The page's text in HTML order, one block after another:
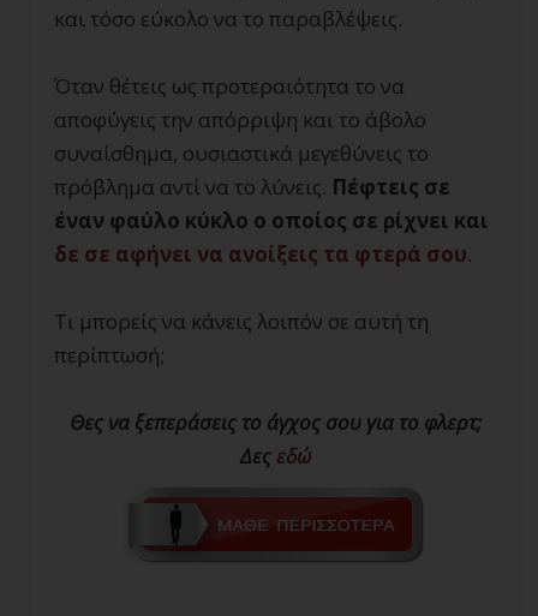
και τόσο εύκολο να το παραβλέψεις.
Όταν θέτεις ως προτεραιότητα το να
αποφύγεις την απόρριψη και το άβολο
συναίσθημα, ουσιαστικά μεγεθύνεις το
πρόβλημα αντί να το λύνεις. Πέφτεις σε
έναν φαύλο κύκλο ο οποίος σε ρίχνει και
δε σε αφήνει να ανοίξεις τα φτερά σου.
Τι μπορείς να κάνεις λοιπόν σε αυτή τη
περίπτωσή;
Θες να ξεπεράσεις το άγχος σου για το φλερτ;
Δες εδώ